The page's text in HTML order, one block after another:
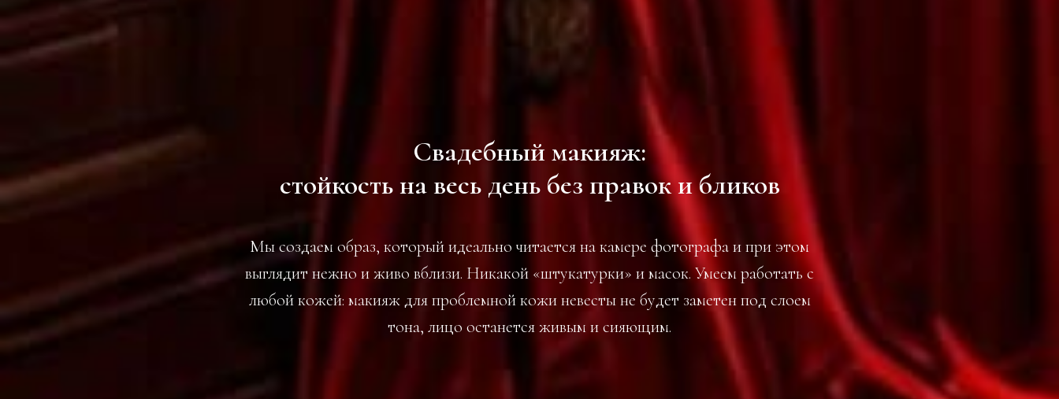
Свадебный макияж:
стойкость на весь день без правок и бликов
Мы создаем образ, который идеально читается на камере фотографа и при этом
выглядит нежно и живо вблизи. Никакой «штукатурки» и масок. Умеем работать с
любой кожей: макияж для проблемной кожи невесты не будет заметен под слоем
тона, лицо останется живым и сияющим.